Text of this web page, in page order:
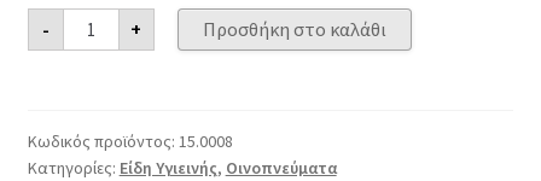
-
Αλκοολούχος
Λοσιόν
400ml
+ Προσθήκη στο καλάθι
Κωδικός προϊόντος: 15.0008
Κατηγορίες: Είδη Υγιεινής, Οινοπνεύματα